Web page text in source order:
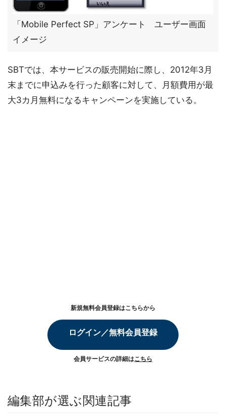
「Mobile Perfect SP」アンケート ユーザー画面
イメージ
SBTでは、本サービスの販売開始に際し、2012年3月
末までに申込みを行った顧客に対して、月額費用が最
大3カ月無料になるキャンペーンを実施している。
新規無料会員登録はこちらから
ログイン／無料会員登録
会員サービスの詳細はこちら
編集部が選ぶ関連記事